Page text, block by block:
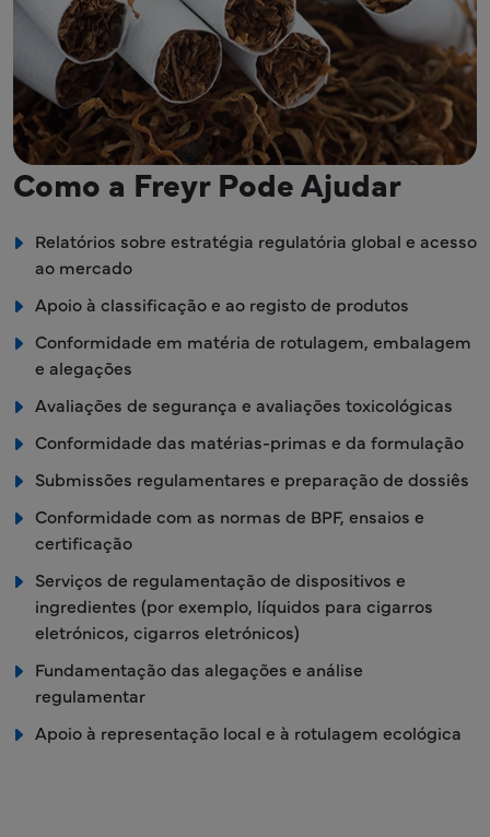
Como a Freyr Pode Ajudar
Relatórios sobre estratégia regulatória global e acesso
ao mercado
Apoio à classificação e ao registo de produtos
Conformidade em matéria de rotulagem, embalagem
e alegações
Avaliações de segurança e avaliações toxicológicas
Conformidade das matérias-primas e da formulação
Submissões regulamentares e preparação de dossiês
Conformidade com as normas de BPF, ensaios e
certificação
Serviços de regulamentação de dispositivos e
ingredientes (por exemplo, líquidos para cigarros
eletrónicos, cigarros eletrónicos)
Fundamentação das alegações e análise
regulamentar
Apoio à representação local e à rotulagem ecológica